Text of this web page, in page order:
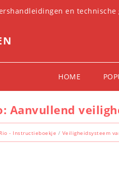
en technische
HOME
Aanvullend
- Instructieboekje / Veiligheidsysteem